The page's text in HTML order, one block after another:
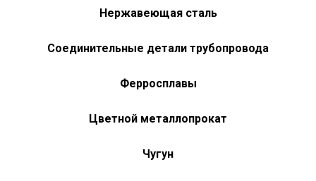
Нержавеющая сталь
Соединительные детали трубопровода
Ферросплавы
Цветной металлопрокат
Чугун